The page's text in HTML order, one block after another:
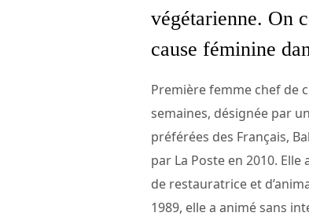
végétarienne. On
cause féminine
Première femme chef de
semaines, désignée par
préférées des Français,
par La Poste en 2010.
de restauratrice et
1989, elle a animé sans